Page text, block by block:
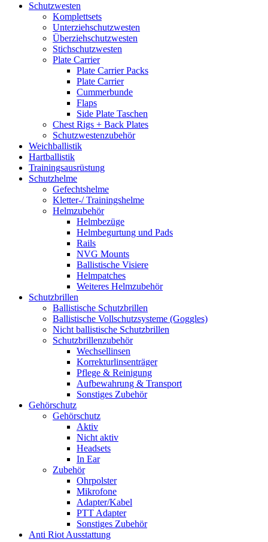
Schutzwesten
Komplettsets
Unterziehschutzwesten
Überziehschutzwesten
Stichschutzwesten
Plate Carrier
Plate Carrier Packs
Plate Carrier
Cummerbunde
Flaps
Side Plate Taschen
Chest Rigs + Back Plates
Schutzwestenzubehör
Weichballistik
Hartballistik
Trainingsausrüstung
Schutzhelme
Gefechtshelme
Kletter-/ Trainingshelme
Helmzubehör
Helmbezüge
Helmbegurtung und Pads
Rails
NVG Mounts
Ballistische Visiere
Helmpatches
Weiteres Helmzubehör
Schutzbrillen
Ballistische Schutzbrillen
Ballistische Vollschutzsysteme (Goggles)
Nicht ballistische Schutzbrillen
Schutzbrillenzubehör
Wechsellinsen
Korrekturlinsenträger
Pflege & Reinigung
Aufbewahrung & Transport
Sonstiges Zubehör
Gehörschutz
Gehörschutz
Aktiv
Nicht aktiv
Headsets
In Ear
Zubehör
Ohrpolster
Mikrofone
Adapter/Kabel
PTT Adapter
Sonstiges Zubehör
Anti Riot Ausstattung